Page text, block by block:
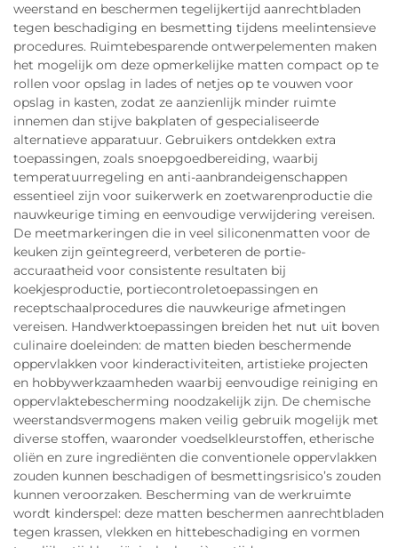
weerstand en beschermen tegelijkertijd aanrechtbladen
tegen beschadiging en besmetting tijdens meelintensieve
procedures. Ruimtebesparende ontwerpelementen maken
het mogelijk om deze opmerkelijke matten compact op te
rollen voor opslag in lades of netjes op te vouwen voor
opslag in kasten, zodat ze aanzienlijk minder ruimte
innemen dan stijve bakplaten of gespecialiseerde
alternatieve apparatuur. Gebruikers ontdekken extra
toepassingen, zoals snoepgoedbereiding, waarbij
temperatuurregeling en anti-aanbrandeigenschappen
essentieel zijn voor suikerwerk en zoetwarenproductie die
nauwkeurige timing en eenvoudige verwijdering vereisen.
De meetmarkeringen die in veel siliconenmatten voor de
keuken zijn geïntegreerd, verbeteren de portie-
accuraatheid voor consistente resultaten bij
koekjesproductie, portiecontroletoepassingen en
receptschaalprocedures die nauwkeurige afmetingen
vereisen. Handwerktoepassingen breiden het nut uit boven
culinaire doeleinden: de matten bieden beschermende
oppervlakken voor kinderactiviteiten, artistieke projecten
en hobbywerkzaamheden waarbij eenvoudige reiniging en
oppervlaktebescherming noodzakelijk zijn. De chemische
weerstandsvermogens maken veilig gebruik mogelijk met
diverse stoffen, waaronder voedselkleurstoffen, etherische
oliën en zure ingrediënten die conventionele oppervlakken
zouden kunnen beschadigen of besmettingsrisico’s zouden
kunnen veroorzaken. Bescherming van de werkruimte
wordt kinderspel: deze matten beschermen aanrechtbladen
tegen krassen, vlekken en hittebeschadiging en vormen